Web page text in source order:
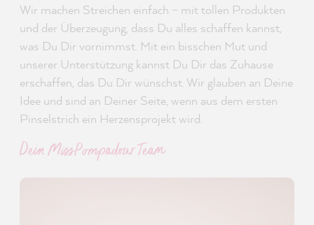
Wir machen Streichen einfach – mit tollen Produkten
und der Überzeugung, dass Du alles schaffen kannst,
was Du Dir vornimmst. Mit ein bisschen Mut und
unserer Unterstützung kannst Du Dir das Zuhause
erschaffen, das Du Dir wünschst. Wir glauben an Deine
Idee und sind an Deiner Seite, wenn aus dem ersten
Pinselstrich ein Herzensprojekt wird.
Dein MissPompadour Team